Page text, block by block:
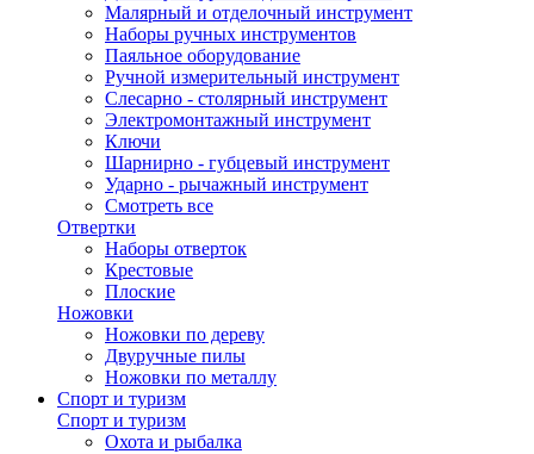
Малярный и отделочный инструмент
Наборы ручных инструментов
Паяльное оборудование
Ручной измерительный инструмент
Слесарно - столярный инструмент
Электромонтажный инструмент
Ключи
Шарнирно - губцевый инструмент
Ударно - рычажный инструмент
Смотреть все
Отвертки
Наборы отверток
Крестовые
Плоские
Ножовки
Ножовки по дереву
Двуручные пилы
Ножовки по металлу
Спорт и туризм
Спорт и туризм
Охота и рыбалка